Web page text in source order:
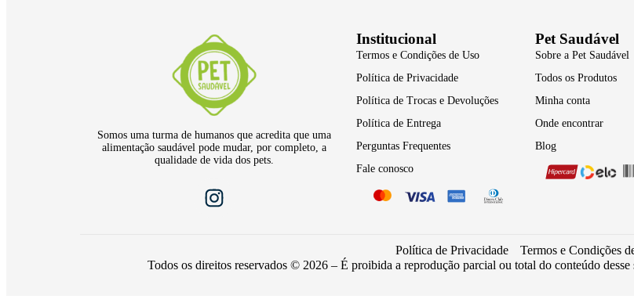
Somos uma turma de humanos que acredita que uma
alimentação saudável pode mudar, por completo, a
qualidade de vida dos pets.
Institucional
Termos e Condições de Uso
Política de Privacidade
Política de Trocas e Devoluções
Política de Entrega
Perguntas Frequentes
Fale conosco
Pet Saudável
Sobre a Pet Saudável
Todos os Produtos
Minha conta
Onde encontrar
Blog
Política de Privacidade
Termos e Condições
Todos os direitos reservados © 2026 – É proibida a reprodução parcial ou total do conteúdo